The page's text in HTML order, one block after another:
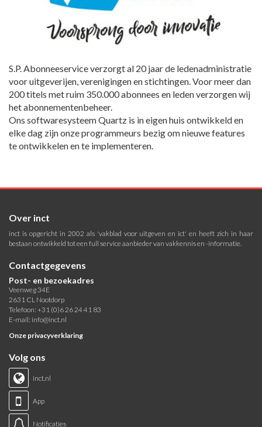
S.P. Abonneeservice verzorgt al 20 jaar de ledenadministratie
voor uitgeverijen, verenigingen en stichtingen. Voor meer dan
200 titels met ruim 350.000 abonnees en leden verzorgen wij
het abonnementenbeheer.
Ons softwaresysteem Quartz is in eigen huis ontwikkeld en
elke dag zijn onze programmeurs bezig om nieuwe features
te ontwikkelen en te implementeren.
Over inct
inct is opgericht in 2002 als 'vakblad voor uitgeven en ict' en heeft zich in haar
bestaan ontwikkeld tot een full service aanbieder van vakkennis en -informatie.
Contactgegevens
Post- en bezoekadres
Veenweg 34E
2631 CL Nootdorp
Telefoon: +31 (0)6 26 24 41 83
E-mail: info@inct.nl
Onze privacyverklaring
Volg ons
inct.nl
App
Notificaties